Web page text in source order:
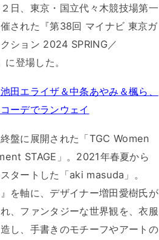
日、東京・国立代々木競技場第一
された『第38回 マイナビ 東京ガ
ション 2024 SPRING／
登場した。
池田エライザ＆中条あやみ＆楓ら、
ーデでランウェイ
盤に展開された「TGC Women
STAGE」。2021年春夏から
タートした「aki masuda」。
』を軸に、デザイナー増田愛樹氏が
、ファンタジーな世界観を、衣服
し、手書きのモチーフやアートの